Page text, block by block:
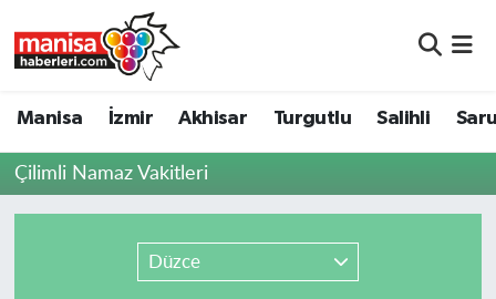
Manisa İzmir Akhisar Turgutlu Salihli
Çilimli Namaz Vakitleri
Düzce
Akhisar
Manisa Nöbetçi Eczaneler
Manisa Namaz Vakitleri
Manisa Trafik Yoğunluk Haritası